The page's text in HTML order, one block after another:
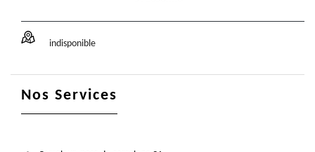
indisponible
Nos Services